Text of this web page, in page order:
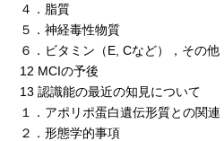
４．脂質
５．神経毒性物質
６．ビタミン（E, Cなど），その他
12 MCIの予後
13 認識能の最近の知見について
１．アポリポ蛋白遺伝形質との関連
２．形態学的事項